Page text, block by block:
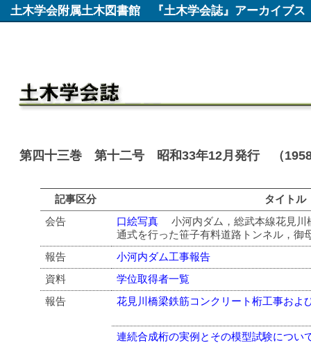
土木学会附属土木図書館 『土木学会誌』アーカイブス
第四十三巻 第十二号 昭和33年12月発行 （
記事区分
タイトル
会告
口絵写真 小河内ダム，総武本線花見川
通式を行った笹子有料道路トンネル，御
報告
小河内ダム工事報告
資料
学位取得者一覧
報告
花見川橋梁鉄筋コンクリート桁工事およ
連続合成桁の実例とその模型試験につい